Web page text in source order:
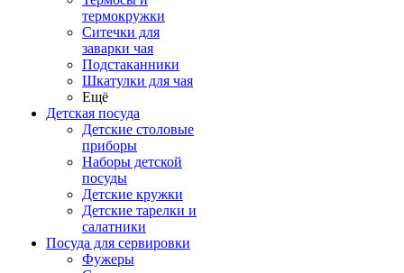
термокружки
Ситечки для
заварки чая
Подстаканники
Шкатулки для чая
Ещё
Детская посуда
Детские столовые
приборы
Наборы детской
посуды
Детские кружки
Детские тарелки и
салатники
Посуда для сервировки
Фужеры